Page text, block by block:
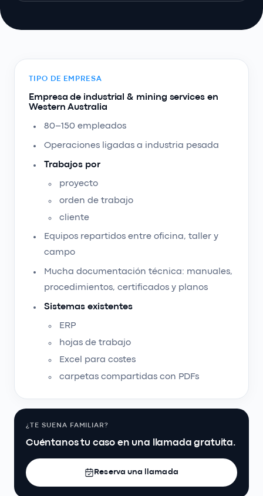
TIPO DE EMPRESA
Empresa de industrial & mining services en
Western Australia
80–150 empleados
Operaciones ligadas a industria pesada
Trabajos por
proyecto
orden de trabajo
cliente
Equipos repartidos entre oficina, taller y
campo
Mucha documentación técnica: manuales,
procedimientos, certificados y planos
Sistemas existentes
ERP
hojas de trabajo
Excel para costes
carpetas compartidas con PDFs
¿TE SUENA FAMILIAR?
Cuéntanos tu caso en una llamada gratuita.
Reserva una llamada